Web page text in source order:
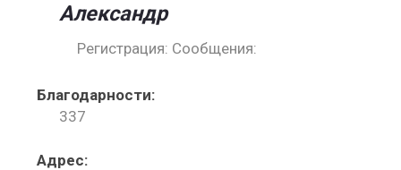
Александр
Регистрация: Сообщения:
Благодарности:
337
Адрес: